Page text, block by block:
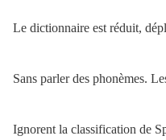
Le dictionnaire est réduit,
Sans parler des phonèmes.
Ignorent la classification de